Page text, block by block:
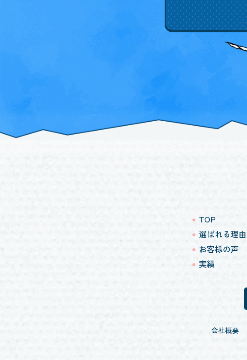
TOP
選ばれる理由
お客様の声
実績
会社概要